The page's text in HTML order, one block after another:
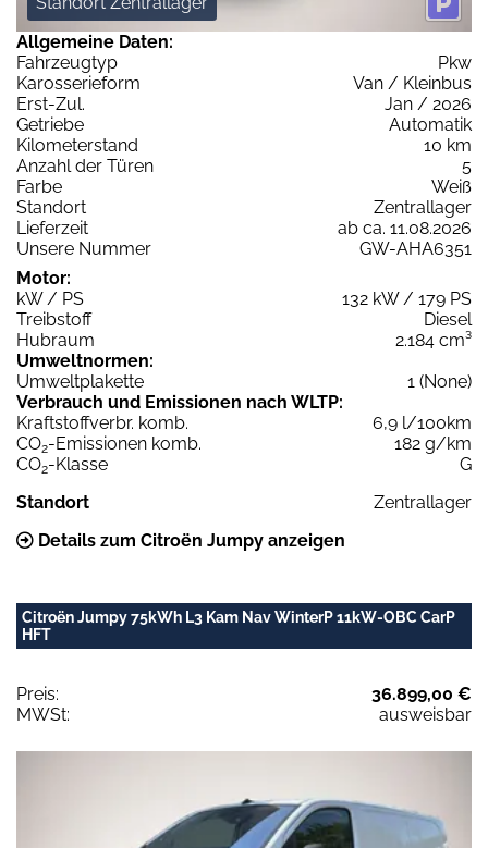
Allgemeine Daten:
Fahrzeugtyp
Pkw
Karosserieform
Van / Kleinbus
Erst-Zul.
Jan / 2026
Getriebe
Automatik
Kilometerstand
10 km
Anzahl der Türen
5
Farbe
Weiß
Standort
Zentrallager
Lieferzeit
ab ca. 11.08.2026
Unsere Nummer
GW-AHA6351
Motor:
kW / PS
132 kW / 179 PS
Treibstoff
Diesel
Hubraum
2.184 cm³
Umweltnormen:
Umweltplakette
1 (None)
Verbrauch und Emissionen nach WLTP:
Kraftstoffverbr. komb.
6,9 l/100km
CO2-Emissionen komb.
182 g/km
CO2-Klasse
G
Standort
Zentrallager
Details zum Citroën Jumpy anzeigen
Citroën Jumpy 75kWh L3 Kam Nav WinterP 11kW-OBC CarP
HFT
Preis:
36.899,00 €
MWSt:
ausweisbar